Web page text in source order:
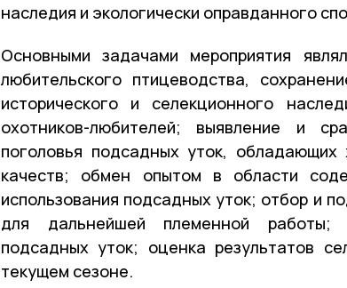
наследия и экологически оправданного
Основными задачами мероприятия
любительского птицеводства,
исторического и селекционного
охотников-любителей; выявление и
поголовья подсадных уток,
качеств; обмен опытом в области
использования подсадных уток; отбор и
для дальнейшей племенной работы;
подсадных уток; оценка результатов
текущем сезоне.